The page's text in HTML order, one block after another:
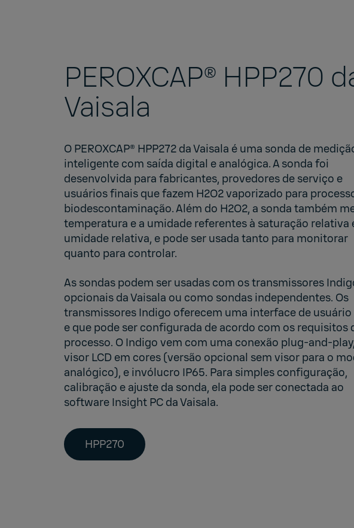
PEROXCAP® HPP270
Vaisala
O PEROXCAP® HPP272 da Vaisala é uma sonda de
inteligente com saída digital e analógica. A sonda foi
desenvolvida para fabricantes, provedores de serviço e
usuários finais que fazem H2O2 vaporizado para
biodescontaminação. Além do H2O2, a sonda também
temperatura e a umidade referentes à saturação relativa
umidade relativa, e pode ser usada tanto para monitorar
quanto para controlar.
As sondas podem ser usadas com ostransmissores
opcionais da Vaisala ou como sondas independentes. Os
transmissores Indigo oferecem uma interface de
e que pode ser configurada de acordo com os requisitos
processo. O Indigo vem com uma conexão plug-and-play,
visor LCD em cores (versão opcional sem visor para o
analógico), e invólucro IP65. Para simples configuração,
calibração e ajuste da sonda, ela pode ser conectada ao
software Insight PC da Vaisala.
HPP270